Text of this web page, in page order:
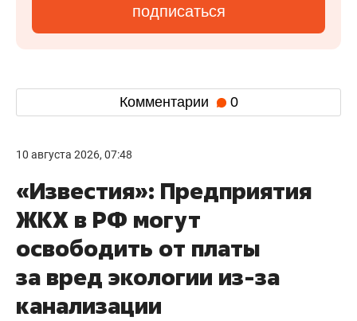
подписаться
Комментарии 0
10 августа 2026, 07:48
«Известия»: Предприятия
ЖКХ в РФ могут
освободить от платы
за вред экологии из-за
канализации